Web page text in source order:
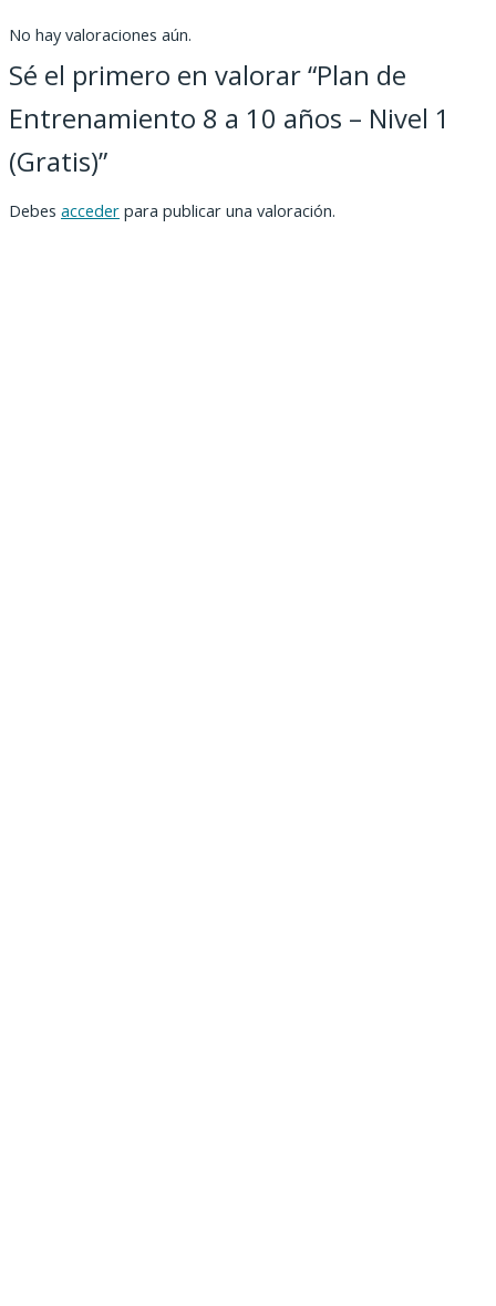
No hay valoraciones aún.
Sé el primero en valorar “Plan de
Entrenamiento 8 a 10 años – Nivel 1
(Gratis)”
Debes acceder para publicar una valoración.